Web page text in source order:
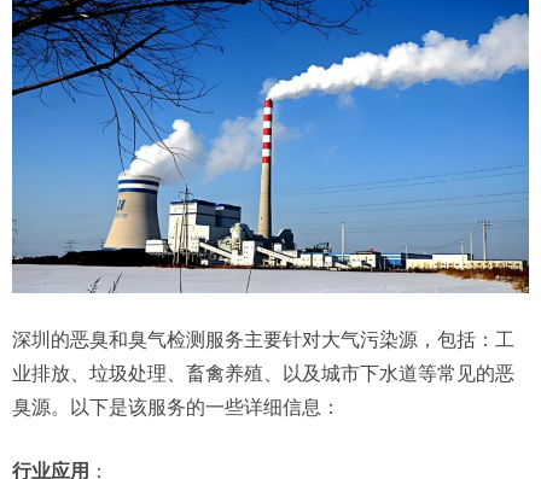
深圳的恶臭和臭气检测服务主要针对大气污染源，包括：工
业排放、垃圾处理、畜禽养殖、以及城市下水道等常见的恶
臭源。以下是该服务的一些详细信息：
行业应用 ：